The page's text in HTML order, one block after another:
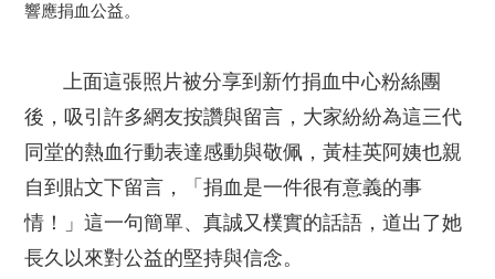
響應捐血公益。
上面這張照片被分享到新竹捐血中心粉絲團
後，吸引許多網友按讚與留言，大家紛紛為這三代
同堂的熱血行動表達感動與敬佩，黃桂英阿姨也親
自到貼文下留言，「捐血是一件很有意義的事
情！」這一句簡單、真誠又樸實的話語，道出了她
長久以來對公益的堅持與信念。